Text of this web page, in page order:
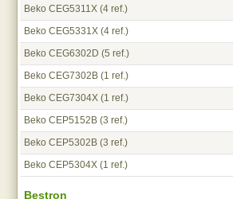
Beko CEG5311X (4 ref.)
Beko CEG5331X (4 ref.)
Beko CEG6302D (5 ref.)
Beko CEG7302B (1 ref.)
Beko CEG7304X (1 ref.)
Beko CEP5152B (3 ref.)
Beko CEP5302B (3 ref.)
Beko CEP5304X (1 ref.)
Bestron